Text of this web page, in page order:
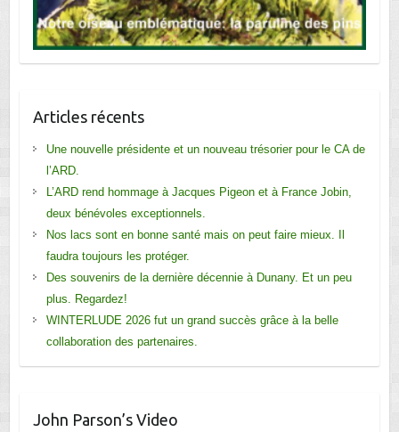
Articles récents
Une nouvelle présidente et un nouveau trésorier pour le CA de
l’ARD.
L’ARD rend hommage à Jacques Pigeon et à France Jobin,
deux bénévoles exceptionnels.
Nos lacs sont en bonne santé mais on peut faire mieux. Il
faudra toujours les protéger.
Des souvenirs de la dernière décennie à Dunany. Et un peu
plus. Regardez!
WINTERLUDE 2026 fut un grand succès grâce à la belle
collaboration des partenaires.
John Parson’s Video